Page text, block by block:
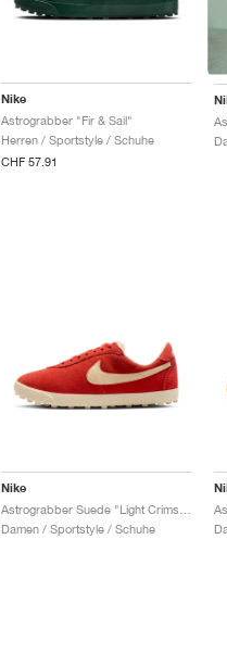
Nike
Astrograbber "Fir & Sail"
Herren / Sportstyle / Schuhe
CHF 57.91
Nike
Damen / Sportstyle / Schuhe